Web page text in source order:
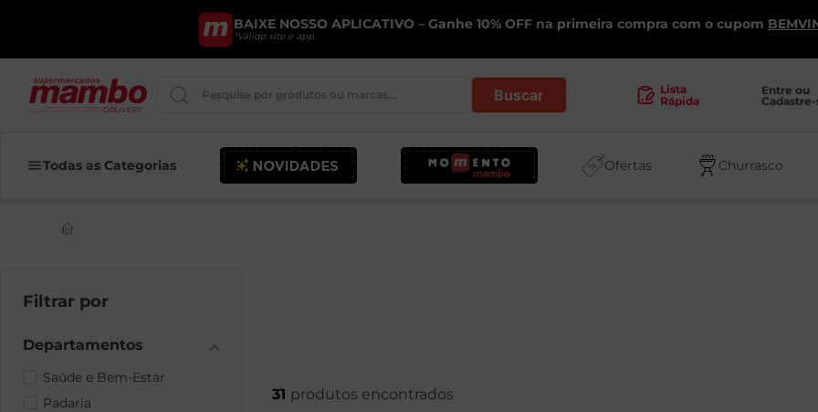
BAIXE NOSSO APLICATIVO – Ganhe 10% OFF na primeira compra com o cupom
*Válido site e app.
Pesquise por produtos ou marcas...
Lista
Rápida
Entre ou
Cadastre-
Todas as Categorias Ofertas Churrasco
Saúde e Bem-Estar
Padaria
31
Queijo
Pao
Cerveja